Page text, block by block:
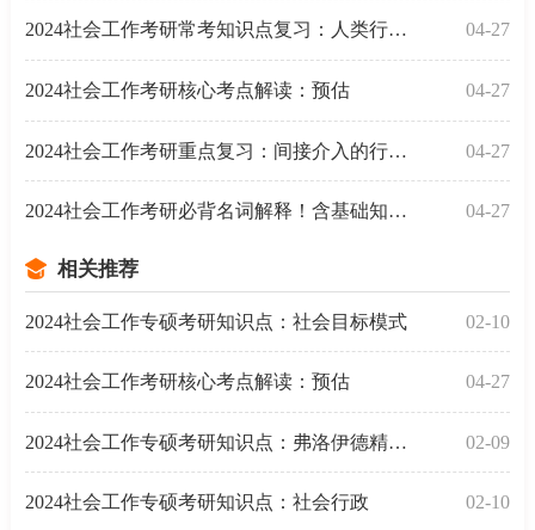
2024社会工作考研常考知识点复习：人类行为与社会环境 04-27
2024社会工作考研核心考点解读：预估 04-27
2024社会工作考研重点复习：间接介入的行动及策略 04-27
2024社会工作考研必背名词解释！含基础知识点 04-27
相关推荐
2024社会工作专硕考研知识点：社会目标模式 02-10
2024社会工作考研核心考点解读：预估 04-27
2024社会工作专硕考研知识点：弗洛伊德精神分析理论 02-09
2024社会工作专硕考研知识点：社会行政 02-10